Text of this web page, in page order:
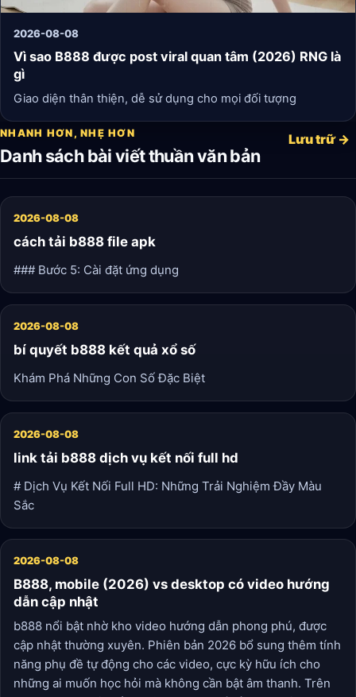
2026-08-08
Vì sao B888 được post viral quan tâm (2026) RNG là
gì
Giao diện thân thiện, dễ sử dụng cho mọi đối tượng
NHANH HƠN, NHẸ HƠN
Danh sách bài viết thuần văn bản
Lưu trữ →
2026-08-08
cách tải b888 file apk
### Bước 5: Cài đặt ứng dụng
2026-08-08
bí quyết b888 kết quả xổ số
Khám Phá Những Con Số Đặc Biệt
2026-08-08
link tải b888 dịch vụ kết nối full hd
# Dịch Vụ Kết Nối Full HD: Những Trải Nghiệm Đầy Màu
Sắc
2026-08-08
B888, mobile (2026) vs desktop có video hướng
dẫn cập nhật
b888 nổi bật nhờ kho video hướng dẫn phong phú, được
cập nhật thường xuyên. Phiên bản 2026 bổ sung thêm tính
năng phụ đề tự động cho các video, cực kỳ hữu ích cho
những ai muốn học hỏi mà không cần bật âm thanh. Trên